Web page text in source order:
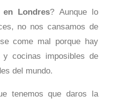
Londres? Aunque lo
no nos cansamos de
come mal porque hay
cocinas imposibles de
del mundo.
tenemos que daros la